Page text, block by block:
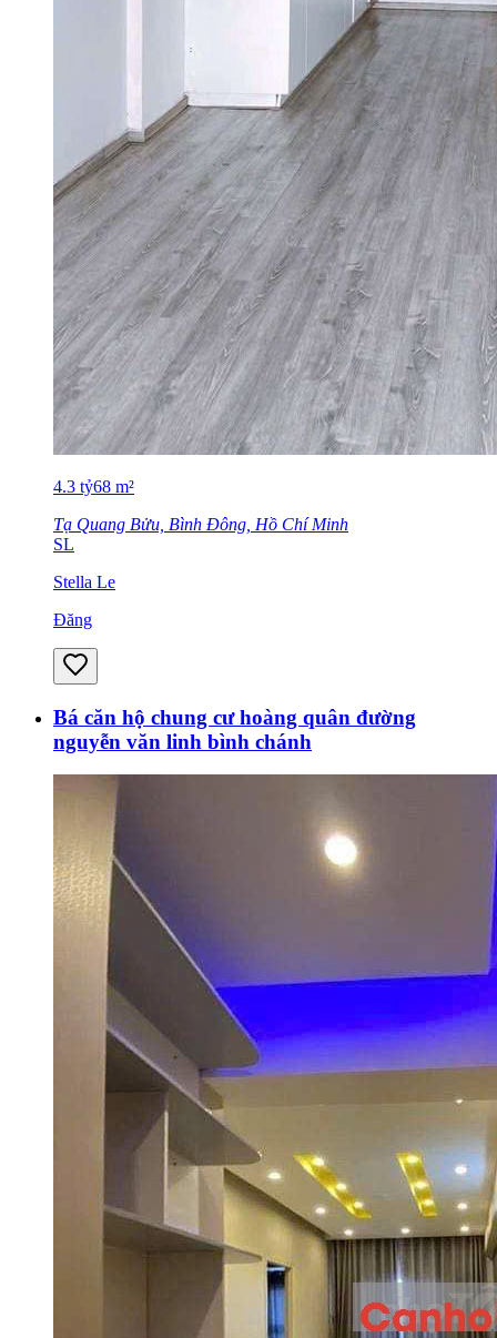
4.3 tỷ68 m²
Tạ Quang Bửu, Bình Đông, Hồ Chí Minh
SL
Stella Le
Đăng
Bá căn hộ chung cư hoàng quân đường
nguyễn văn linh bình chánh